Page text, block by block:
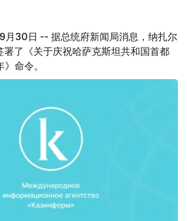
月30日 -- 据总统府新闻局消息，纳扎尔
了《关于庆祝哈萨克斯坦共和国首都
》命令。